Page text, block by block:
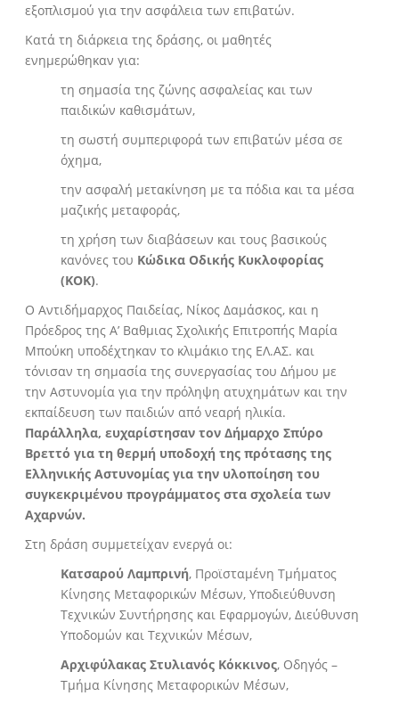
εξοπλισμού για την ασφάλεια των επιβατών.
Κατά τη διάρκεια της δράσης, οι μαθητές
ενημερώθηκαν για:
τη σημασία της ζώνης ασφαλείας και των
παιδικών καθισμάτων,
τη σωστή συμπεριφορά των επιβατών μέσα σε
όχημα,
την ασφαλή μετακίνηση με τα πόδια και τα μέσα
μαζικής μεταφοράς,
τη χρήση των διαβάσεων και τους βασικούς
κανόνες του Κώδικα Οδικής Κυκλοφορίας
(ΚΟΚ).
Ο Αντιδήμαρχος Παιδείας, Νίκος Δαμάσκος, και η
Πρόεδρος της Α’ Βαθμιας Σχολικής Επιτροπής Μαρία
Μπούκη υποδέχτηκαν το κλιμάκιο της ΕΛ.ΑΣ. και
τόνισαν τη σημασία της συνεργασίας του Δήμου με
την Αστυνομία για την πρόληψη ατυχημάτων και την
εκπαίδευση των παιδιών από νεαρή ηλικία.
Παράλληλα, ευχαρίστησαν τον Δήμαρχο Σπύρο
Βρεττό για τη θερμή υποδοχή της πρότασης της
Ελληνικής Αστυνομίας για την υλοποίηση του
συγκεκριμένου προγράμματος στα σχολεία των
Αχαρνών.
Στη δράση συμμετείχαν ενεργά οι:
Κατσαρού Λαμπρινή, Προϊσταμένη Τμήματος
Κίνησης Μεταφορικών Μέσων, Υποδιεύθυνση
Τεχνικών Συντήρησης και Εφαρμογών, Διεύθυνση
Υποδομών και Τεχνικών Μέσων,
Αρχιφύλακας Στυλιανός Κόκκινος, Οδηγός –
Τμήμα Κίνησης Μεταφορικών Μέσων,